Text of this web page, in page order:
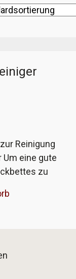
Reinigung
Um eine gute
zu
zu